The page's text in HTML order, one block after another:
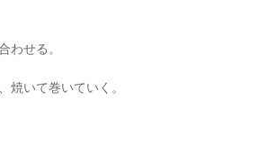
せる。
いて巻いていく。